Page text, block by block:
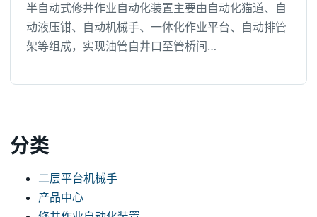
半自动式修井作业自动化装置主要由自动化猫道、自
动液压钳、自动机械手、一体化作业平台、自动排管
架等组成，实现油管自井口至管桥间…
分类
二层平台机械手
产品中心